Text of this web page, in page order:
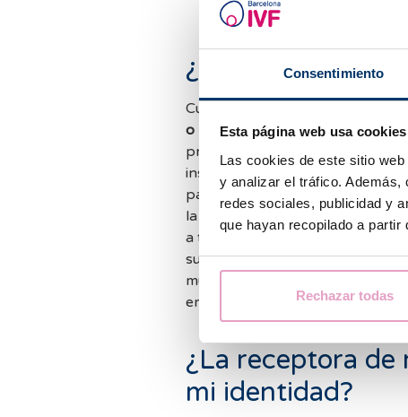
Consentimiento
Esta página web usa cookies
Las cookies de este sitio
y analizar el tráfico.
redes sociales, publicidad y
que hayan recopilado a
Rechazar todas
(entre 15 y 20 minutos).
¿Qué sucede con
Cuando una pareja requiere de
o matching entre la receptora y
procedemos con el tratamiento
inseminación de estos óvulos
pareja receptora o de un
la fecundación, seguimos con la
a través el
Embryoscope
-
su desarrollo
mujer receptora de los óvulos y
embarazo.
¿La receptora de
mi identidad?